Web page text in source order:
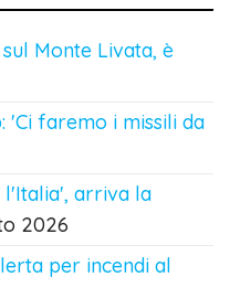
Monte Livata, è
'Ci faremo i missili da
arriva la
2026
per incendi al